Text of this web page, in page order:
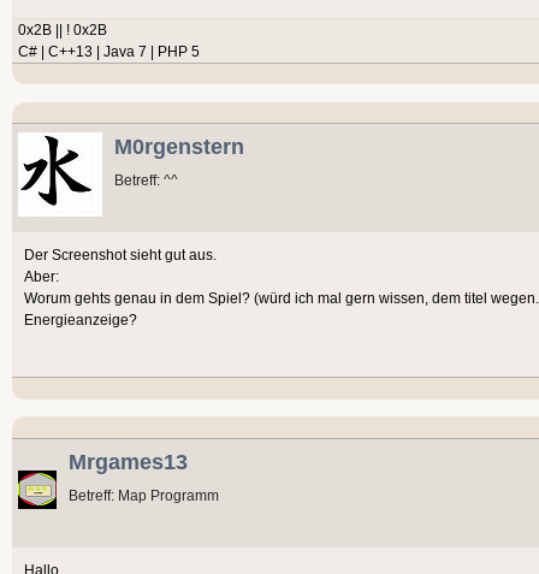
0x2B || ! 0x2B
C# | C++13 | Java 7 | PHP 5
M0rgenstern
Betreff: ^^
Der Screenshot sieht gut aus.
Aber:
Worum gehts genau in dem Spiel? (würd ich mal gern wissen, dem titel
Energieanzeige?
Mrgames13
Betreff: Map Programm
Hallo,